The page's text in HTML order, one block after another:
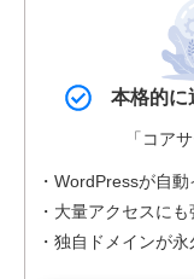
本格的
「コア
WordPressが自
大量アクセスにも
独自ドメインが永